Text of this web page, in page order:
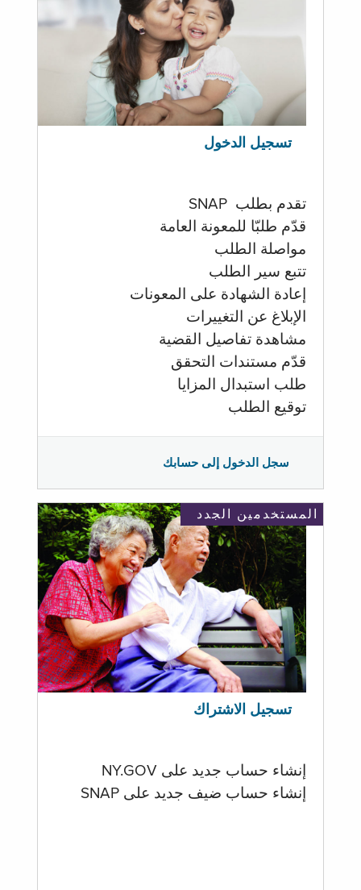
تسجيل الدخول
تقدم بطلب SNAP
قدّم طلبّا للمعونة العامة
مواصلة الطلب
تتبع سير الطلب
إعادة الشهادة على المعونات
الإبلاغ عن التغييرات
مشاهدة تفاصيل القضية
قدّم مستندات التحقق
طلب استبدال المزايا
توقيع الطلب
سجل الدخول إلى حسابك
المستخدمين الجدد
تسجيل الاشتراك
إنشاء حساب جديد على NY.GOV
إنشاء حساب ضيف جديد على SNAP